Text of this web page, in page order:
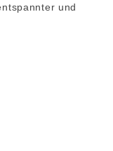
und